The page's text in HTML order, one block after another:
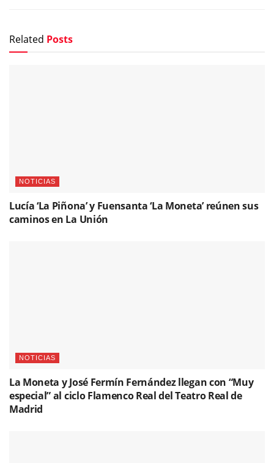
Related Posts
NOTICIAS
Lucía ‘La Piñona’ y Fuensanta ‘La Moneta’ reúnen sus
caminos en La Unión
NOTICIAS
La Moneta y José Fermín Fernández llegan con “Muy
especial” al ciclo Flamenco Real del Teatro Real de
Madrid